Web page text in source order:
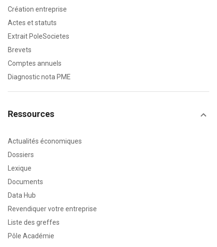
Création entreprise
Actes et statuts
Extrait PoleSocietes
Brevets
Comptes annuels
Diagnostic nota PME
Ressources
Actualités économiques
Dossiers
Lexique
Documents
Data Hub
Revendiquer votre entreprise
Liste des greffes
Pôle Académie